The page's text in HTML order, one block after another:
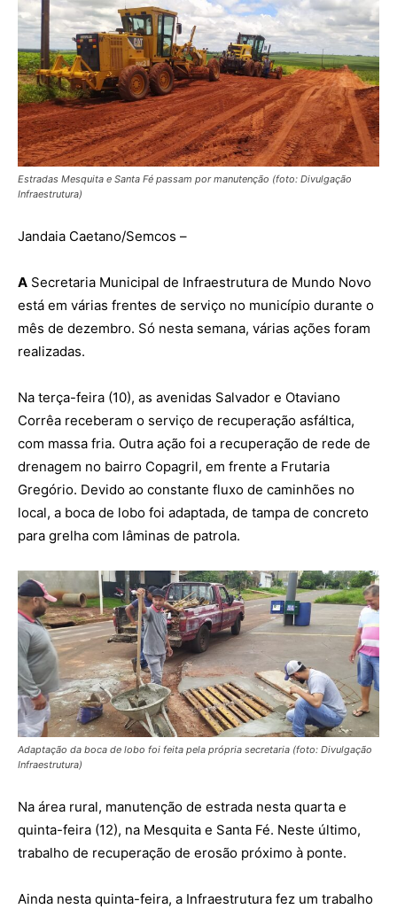
Estradas Mesquita e Santa Fé passam por manutenção (foto: Divulgação
Infraestrutura)
Jandaia Caetano/Semcos –
A Secretaria Municipal de Infraestrutura de Mundo Novo
está em várias frentes de serviço no município durante o
mês de dezembro. Só nesta semana, várias ações foram
realizadas.
Na terça-feira (10), as avenidas Salvador e Otaviano
Corrêa receberam o serviço de recuperação asfáltica,
com massa fria. Outra ação foi a recuperação de rede de
drenagem no bairro Copagril, em frente a Frutaria
Gregório. Devido ao constante fluxo de caminhões no
local, a boca de lobo foi adaptada, de tampa de concreto
para grelha com lâminas de patrola.
Adaptação da boca de lobo foi feita pela própria secretaria (foto: Divulgação
Infraestrutura)
Na área rural, manutenção de estrada nesta quarta e
quinta-feira (12), na Mesquita e Santa Fé. Neste último,
trabalho de recuperação de erosão próximo à ponte.
Ainda nesta quinta-feira, a Infraestrutura fez um trabalho